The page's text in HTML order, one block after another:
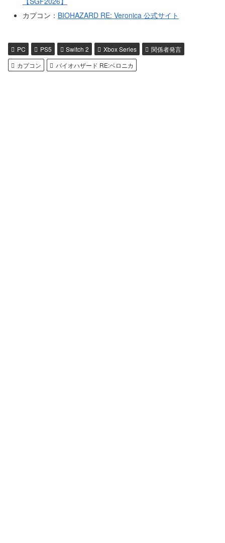
カプコン： BIOHAZARD RE: Veronica 公式サイト
PC PS5 Switch 2 Xbox Series
関係者発言
カプコン
バイオハザード RE:ベロニカ